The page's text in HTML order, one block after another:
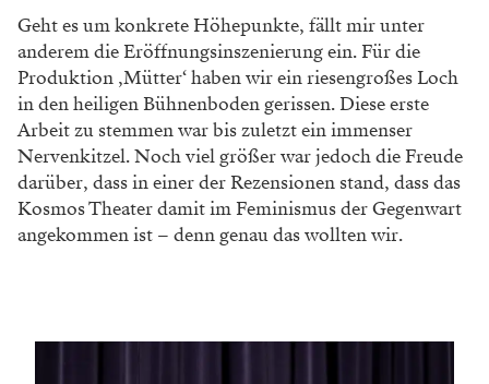
Geht es um konkrete Höhepunkte, fällt mir unter
anderem die Eröffnungsinszenierung ein. Für die
Produktion ‚Mütter‘ haben wir ein riesengroßes Loch
in den heiligen Bühnenboden gerissen. Diese erste
Arbeit zu stemmen war bis zuletzt ein immenser
Nervenkitzel. Noch viel größer war jedoch die Freude
darüber, dass in einer der Rezensionen stand, dass das
Kosmos Theater damit im Feminismus der Gegenwart
angekommen ist – denn genau das wollten wir.